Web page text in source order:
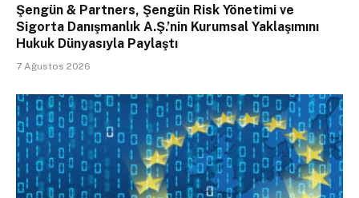
Şengün & Partners, Şengün Risk Yönetimi ve
Sigorta Danışmanlık A.Ş.’nin Kurumsal Yaklaşımını
Hukuk Dünyasıyla Paylaştı
7 Ağustos 2026